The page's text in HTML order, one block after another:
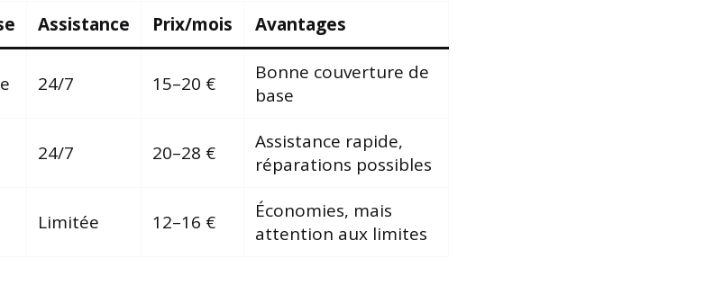
Assistance Prix/mois Avantages
24/7 15–20 €
Bonne couverture de
base
24/7 20–28 €
Assistance rapide,
réparations possibles
Limitée 12–16 €
Économies, mais
attention aux limites